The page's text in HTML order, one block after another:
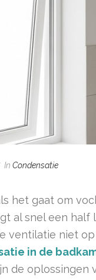
In Condensatie
het gaat om
al snel een
ventilatie niet
in de
de oplossingen